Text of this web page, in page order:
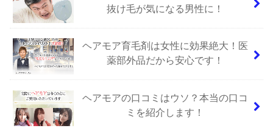
抜け毛が気になる男性に！
ヘアモア育毛剤は女性に効果絶大！医
薬部外品だから安心です！
ヘアモアの口コミはウソ？本当の口コ
ミを紹介します！